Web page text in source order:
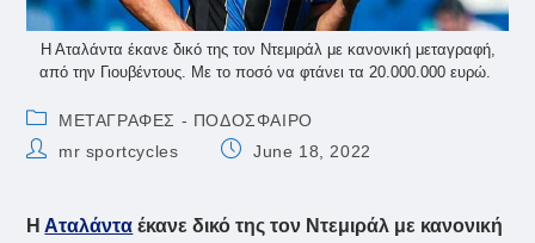
Η Αταλάντα έκανε δικό της τον Ντεμιράλ με κανονική μεταγραφή,
από την Γιουβέντους. Με το ποσό να φτάνει τα 20.000.000 ευρώ.
Post
category:
ΜΕΤΑΓΡΑΦΕΣ - ΠΟΔΟΣΦΑΙΡΟ
Postmr sportcycles
PostJune 18, 2022
ΗΑταλάντα έκανε δικό της τον Ντεμιράλ με κανονική